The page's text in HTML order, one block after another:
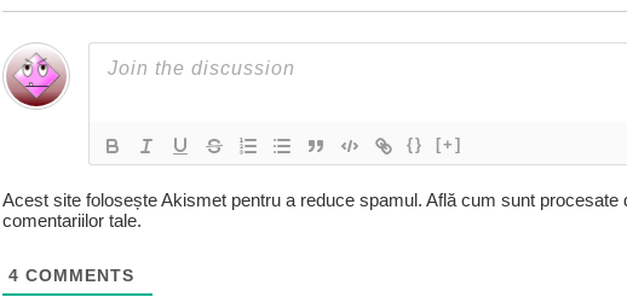
{} [+]
Acest site folosește Akismet pentru a reduce spamul. Află cum sunt procesate
comentariilor tale.
4 COMMENTS